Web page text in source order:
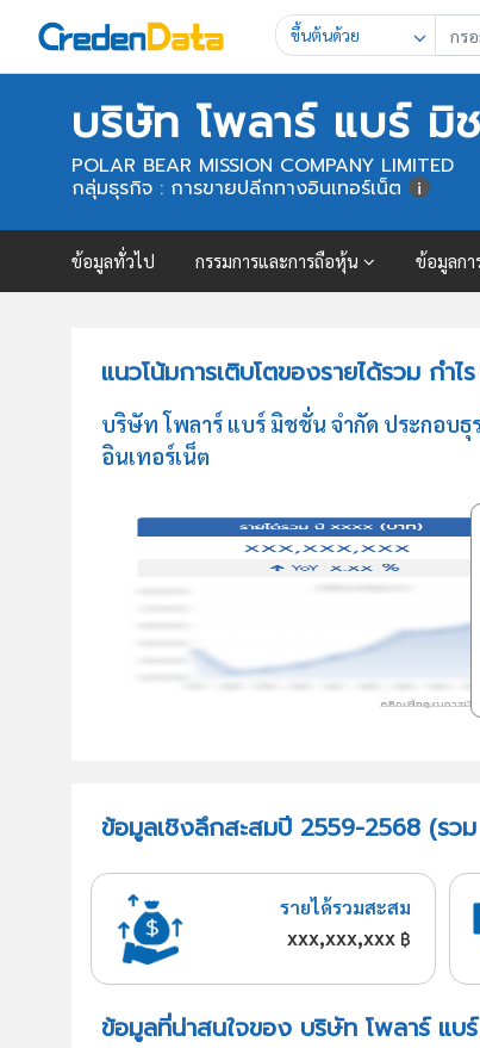
ขึ้นต้นด้วย
บริษัท โพลาร์ แบร์ มิ
POLAR BEAR MISSION COMPANY LIMITED
กลุ่มธุรกิจ : การขายปลีกทางอินเทอร์เน็ต
ข้อมูลทั่วไป กรรมการและการถือหุ้น ข้อมูลกา
แนวโน้มการเติบโตของรายได้รวม ก
บริษัท โพลาร์ แบร์ มิชชั่น จำกัด ประกอบธุ
อินเทอร์เน็ต
ข้อมูลเชิงลึกสะสมปี 2559-2568 (ร
รายได้รวมสะสม
xxx,xxx,xxx ฿
ข้อมูลที่น่าสนใจของ บริษัท โพลาร์ แบ